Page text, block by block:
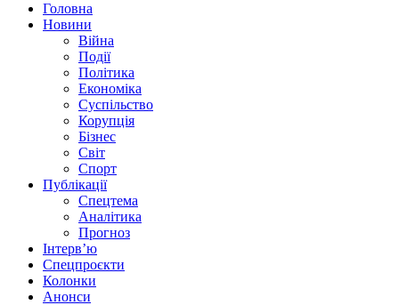
Головна
Новини
Війна
Події
Політика
Економіка
Суспільство
Корупція
Бізнес
Світ
Спорт
Публікації
Спецтема
Аналітика
Прогноз
Інтерв’ю
Спецпроєкти
Колонки
Анонси